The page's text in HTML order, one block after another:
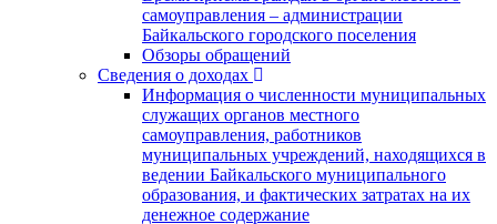
самоуправления – администрации
Байкальского городского поселения
Обзоры обращений
Сведения о доходах
Информация о численности муниципальных
служащих органов местного
самоуправления, работников
муниципальных учреждений, находящихся в
ведении Байкальского муниципального
образования, и фактических затратах на их
денежное содержание